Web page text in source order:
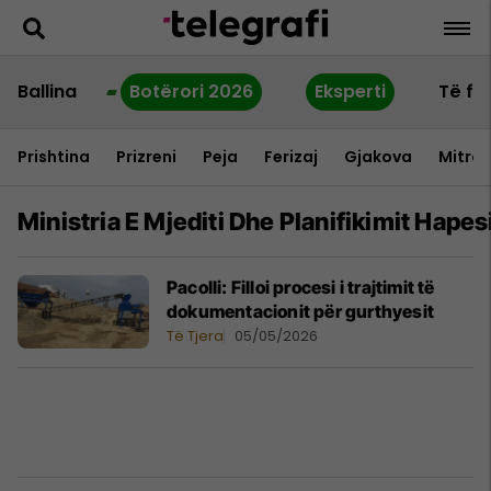
Ballina Botërori 2026 Eksperti Të
Prishtina Prizreni Peja Ferizaj Gjakova
Ministria E Mjediti Dhe Planifikimit
Pacolli: Filloi procesi i trajtimit të
dokumentacionit për gurthyesit
Të Tjera 05/05/2026